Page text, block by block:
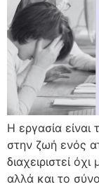
Η εργασία
στην ζωή ενός
διαχειριστεί
αλλά και το